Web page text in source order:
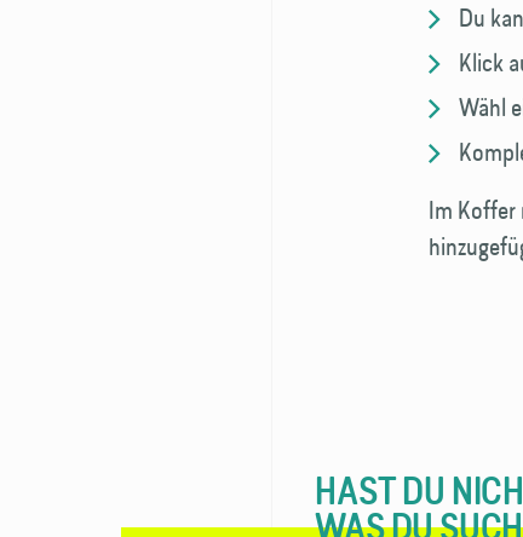
Du
Klick
Wähl
Im Koffer
HAST DU
WAS DU